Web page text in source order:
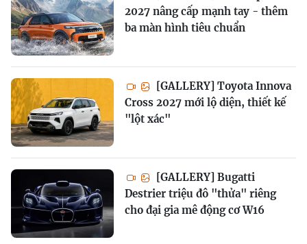
2027 nâng cấp mạnh tay - thêm
ba màn hình tiêu chuẩn
[GALLERY] Toyota Innova
Cross 2027 mới lộ diện, thiết kế
"lột xác"
[GALLERY] Bugatti
Destrier triệu đô "thửa" riêng
cho đại gia mê động cơ W16